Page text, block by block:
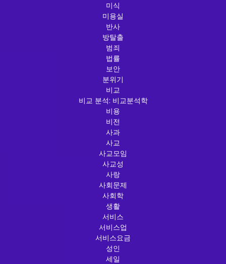
미식
미용실
반사
방탈출
범죄
법률
보안
분위기
비교
비교 분석: 비교분석학
비용
비전
사과
사교
사교모임
사교성
사랑
사회문제
사회학
생활
서비스
서비스업
서비스요금
성인
세일